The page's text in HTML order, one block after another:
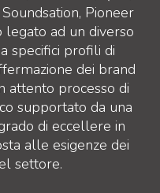
Pioneer
legato ad un diverso
specifici profili di
dei brand
attento processo di
supportato da una
di eccellere in
alle esigenze dei
settore.